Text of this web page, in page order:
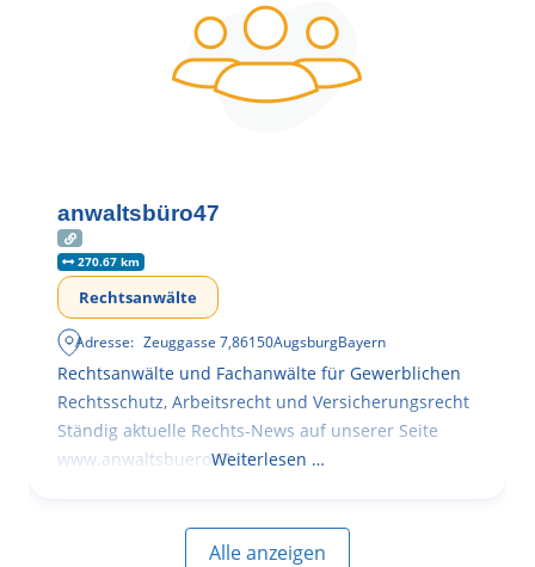
anwaltsbüro47
270.67 km
Rechtsanwälte
Adresse: Zeuggasse 7,86150AugsburgBayern
Rechtsanwälte und Fachanwälte für Gewerblichen
Rechtsschutz, Arbeitsrecht und Versicherungsrecht
Ständig aktuelle Rechts-News auf unserer Seite
www.anwaltsbuero47.deWeiterlesen …
Alle anzeigen